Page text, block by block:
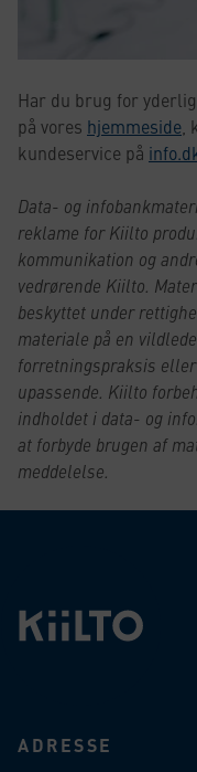
Har du brug for
på vores hjemmeside
kundeservice på
Data- og
reklame for Kiilto
kommunikation og
vedrørende Kiilto.
beskyttet under
materiale på en
forretningspraksis
upassende. Kiilto
indholdet i data- og
at forbyde brugen af
meddelelse.
ADRESSE